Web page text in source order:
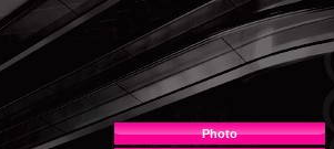
Photo